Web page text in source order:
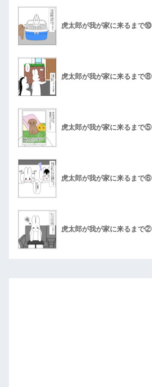
虎太郎が我が家に来るまで⑩
虎太郎が我が家に来るまで⑧
虎太郎が我が家に来るまで⑤
虎太郎が我が家に来るまで⑥
虎太郎が我が家に来るまで②